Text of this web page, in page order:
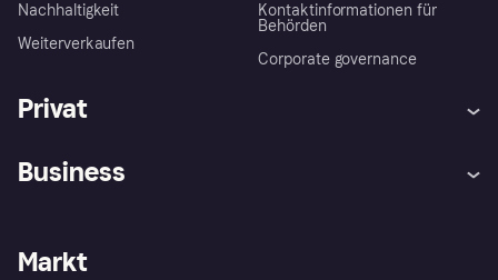
Nachhaltigkeit
Weiterverkaufen
Kontaktinformationen für
Behörden
Corporate governance
Privat
Shops entdecken
Business
Händlerportal
Markt